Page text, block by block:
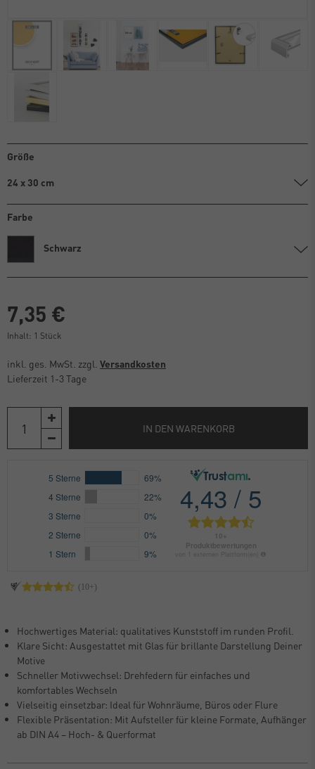
Größe
24 x 30 cm
Farbe
Schwarz
7,35 €
Inhalt: 1 Stück
inkl. ges. MwSt. zzgl. Versandkosten
Lieferzeit 1-3 Tage
IN DEN WARENKORB
Hochwertiges Material: qualitatives Kunststoff im runden Profil.
Klare Sicht: Ausgestattet mit Glas für brillante Darstellung Deiner
Motive
Schneller Motivwechsel: Drehfedern für einfaches und
komfortables Wechseln
Vielseitig einsetzbar: Ideal für Wohnräume, Büros oder Flure
Flexible Präsentation: Mit Aufsteller für kleine Formate, Aufhänger
ab DIN A4 – Hoch- & Querformat